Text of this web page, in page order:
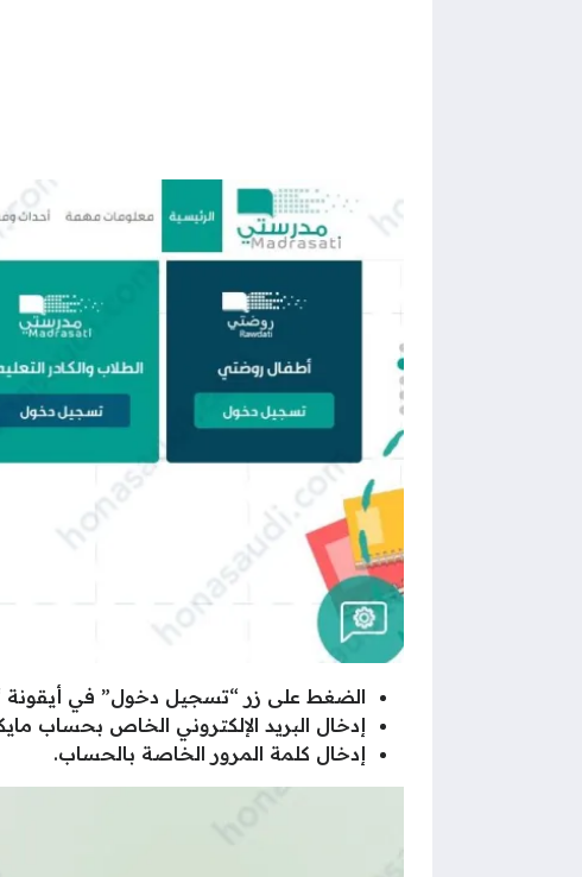
الضغط على زر “تسجيل دخول” في أيقونة
إدخال البريد الإلكتروني الخاص بحساب
إدخال كلمة المرور الخاصة بالحساب.